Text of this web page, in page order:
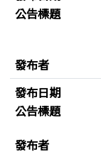
公告標題
發布者
發布日期
公告標題
發布者